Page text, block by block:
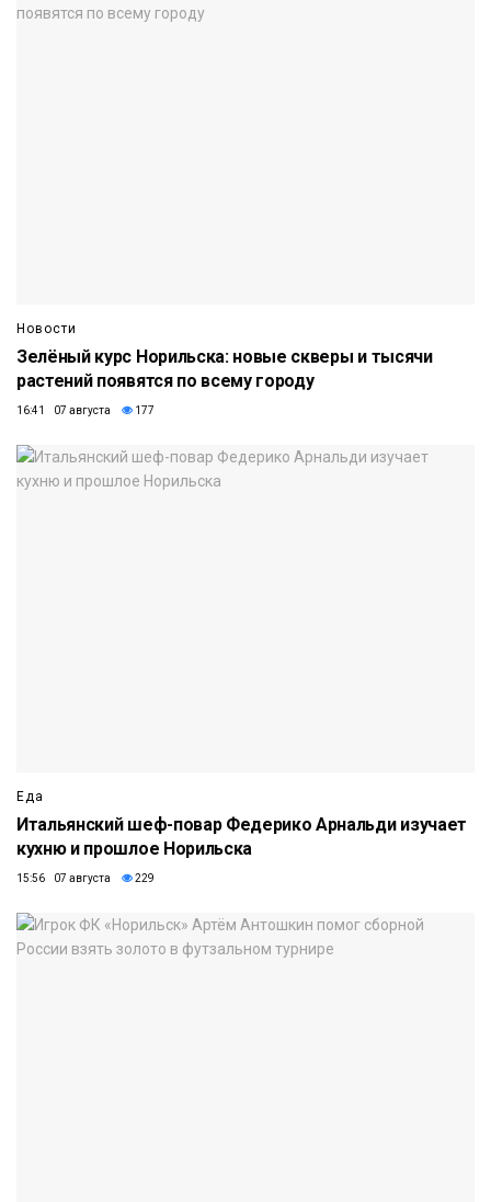
Новости
Зелёный курс Норильска: новые скверы и тысячи
растений появятся по всему городу
16:41 07 августа 177
Еда
Итальянский шеф-повар Федерико Арнальди изучает
кухню и прошлое Норильска
15:56 07 августа 229